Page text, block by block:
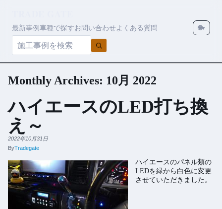
最新事例車種で探すお問い合わせよくある質問 🌐▾
Monthly Archives: 10月 2022
ハイエースのLED打ち換
え～
2022年10月31日
ByTradegate
ハイエースのパネル類の
LEDを緑から白色に変更
させていただきました。